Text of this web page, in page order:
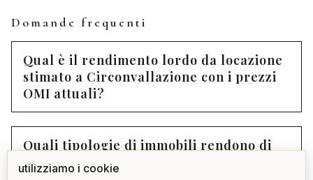
Domande frequenti
Qual è il rendimento lordo da locazione
stimato a Circonvallazione con i prezzi
OMI attuali?
Quali tipologie di immobili rendono di
più ad Circonvallazione?
utilizziamo i cookie